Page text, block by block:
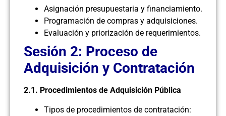
Asignación presupuestaria y financiamiento.
Programación de compras y adquisiciones.
Evaluación y priorización de requerimientos.
Sesión 2: Proceso de
Adquisición y Contratación
2.1. Procedimientos de Adquisición Pública
Tipos de procedimientos de contratación: